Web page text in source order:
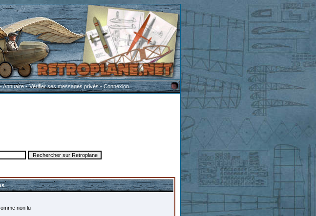
Annuaire-Vérifier ses messages privés-Connexion
non lu